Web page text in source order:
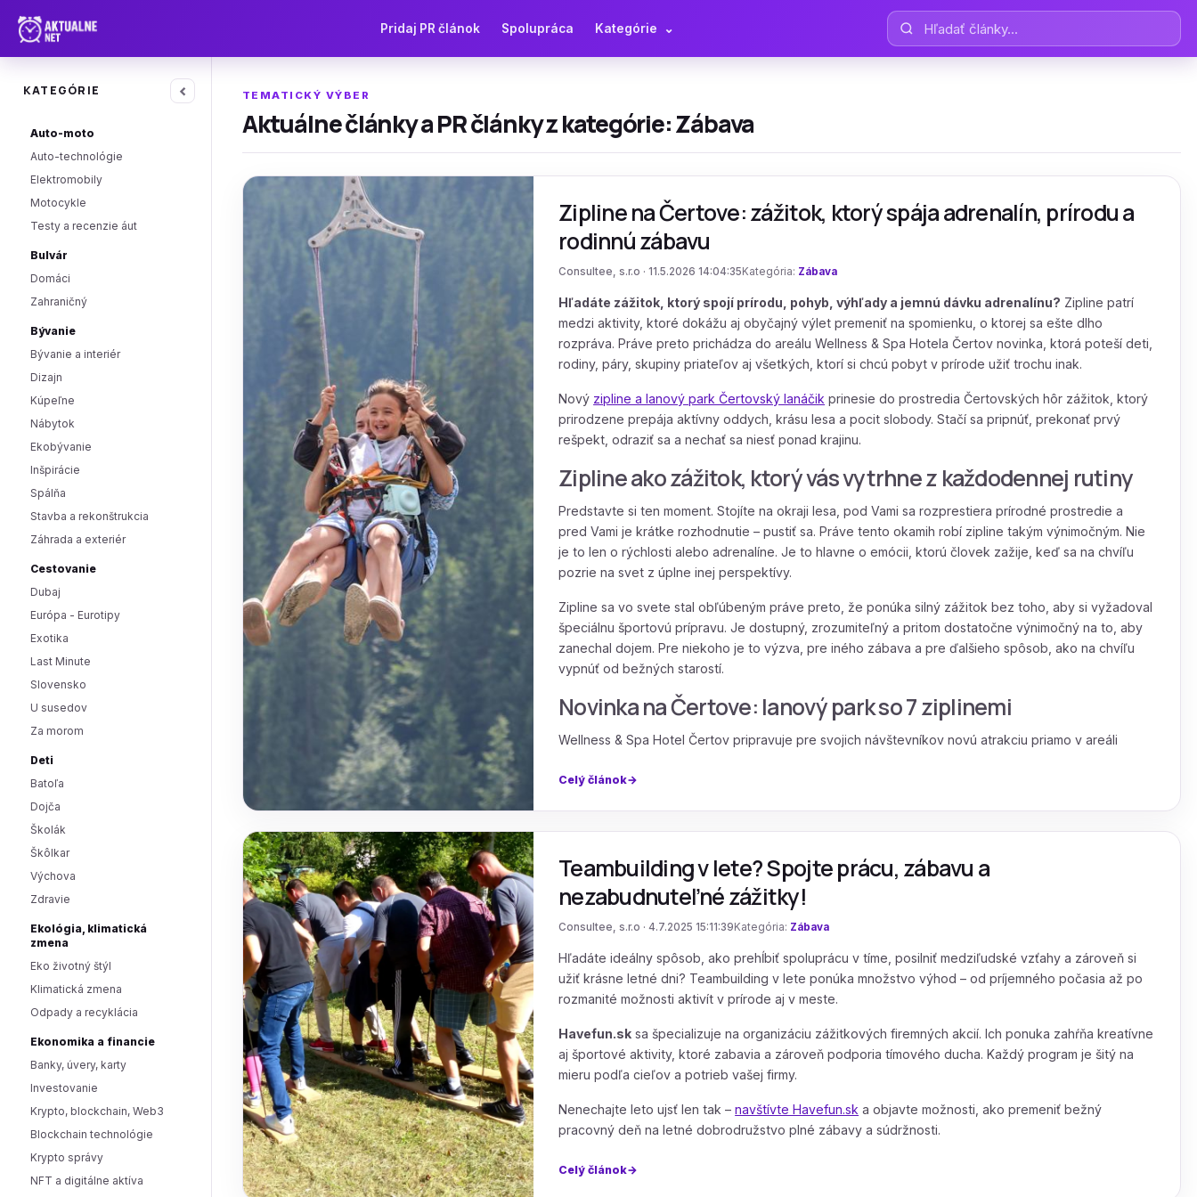
Pridaj PR článok Spolupráca Kategórie ⌄ Hľadať články
KATEGÓRIE ‹
Auto-moto
Auto-technológie
Elektromobily
Motocykle
Testy a recenzie áut
Bulvár
Domáci
Zahraničný
Bývanie
Bývanie a interiér
Dizajn
Kúpeľne
Nábytok
Ekobývanie
Inšpirácie
Spálňa
Stavba a rekonštrukcia
Záhrada a exteriér
Cestovanie
Dubaj
Európa - Eurotipy
Exotika
Last Minute
Slovensko
U susedov
Za morom
Deti
Batoľa
Dojča
Školák
Škôlkar
Výchova
Zdravie
Ekológia, klimatická
zmena
Eko životný štýl
Klimatická zmena
Odpady a recyklácia
Ekonomika a financie
Banky, úvery, karty
Investovanie
Krypto, blockchain, Web3
Blockchain technológie
Krypto správy
NFT a digitálne aktíva
TEMATICKÝ VÝBER
Aktuálne články a PR články z kategórie: Zábava
Zipline na Čertove: zážitok, ktorý spája adrenalín, prírodu a
rodinnú zábavu
Consultee, s.r.o · 11.5.2026 14:04:35 Kategória: Zábava
Hľadáte zážitok, ktorý spojí prírodu, pohyb, výhľady a jemnú dávku adrenalínu? Zipline patrí
medzi aktivity, ktoré dokážu aj obyčajný výlet premeniť na spomienku, o ktorej sa ešte dlho
rozpráva. Práve preto prichádza do areálu Wellness & Spa Hotela Čertov novinka, ktorá poteší deti,
rodiny, páry, skupiny priateľov aj všetkých, ktorí si chcú pobyt v prírode užiť trochu inak.
Nový zipline a lanový park Čertovský lanáčik prinesie do prostredia Čertovských hôr zážitok, ktorý
prirodzene prepája aktívny oddych, krásu lesa a pocit slobody. Stačí sa pripnúť, prekonať prvý
rešpekt, odraziť sa a nechať sa niesť ponad krajinu.
Zipline ako zážitok, ktorý vás vytrhne z každodennej rutiny
Predstavte si ten moment. Stojíte na okraji lesa, pod Vami sa rozprestiera prírodné prostredie a
pred Vami je krátke rozhodnutie – pustiť sa. Práve tento okamih robí zipline takým výnimočným. Nie
je to len o rýchlosti alebo adrenalíne. Je to hlavne o emócii, ktorú človek zažije, keď sa na chvíľu
pozrie na svet z úplne inej perspektívy.
Zipline sa vo svete stal obľúbeným práve preto, že ponúka silný zážitok bez toho, aby si vyžadoval
špeciálnu športovú prípravu. Je dostupný, zrozumiteľný a pritom dostatočne výnimočný na to, aby
zanechal dojem. Pre niekoho je to výzva, pre iného zábava a pre ďalšieho spôsob, ako na chvíľu
vypnúť od bežných starostí.
Novinka na Čertove: lanový park so 7 ziplinemi
Wellness & Spa Hotel Čertov pripravuje pre svojich návštevníkov novú atrakciu priamo v areáli
Celý článok
Teambuilding v lete? Spojte prácu, zábavu a
nezabudnuteľné zážitky!
Consultee, s.r.o · 4.7.2025 15:11:39 Kategória: Zábava
Hľadáte ideálny spôsob, ako prehĺbiť spoluprácu v tíme, posilniť medziľudské vzťahy a zároveň si
užiť krásne letné dni? Teambuilding v lete ponúka množstvo výhod – od príjemného počasia až po
rozmanité možnosti aktivít v prírode aj v meste.
Havefun.sk sa špecializuje na organizáciu zážitkových firemných akcií. Ich ponuka zahŕňa kreatívne
aj športové aktivity, ktoré zabavia a zároveň podporia tímového ducha. Každý program je šitý na
mieru podľa cieľov a potrieb vašej firmy.
Nenechajte leto ujsť len tak –navštívte Havefun.sk a objavte možnosti, ako premeniť bežný
pracovný deň na letné dobrodružstvo plné zábavy a súdržnosti.
Celý článok